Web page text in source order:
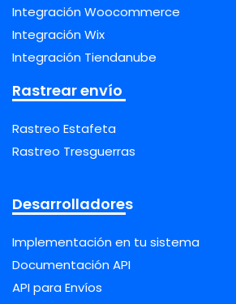
Integración Woocommerce
Integración Wix
Integración Tiendanube
Rastrear envío
Rastreo Estafeta
Rastreo Tresguerras
Desarrolladores
Implementación en tu sistema
Documentación API
API para Envíos